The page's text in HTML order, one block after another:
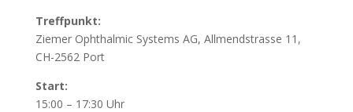
Treffpunkt:
Ziemer Ophthalmic Systems AG, Allmendstrasse 11,
CH-2562 Port
Start:
15:00 – 17:30 Uhr